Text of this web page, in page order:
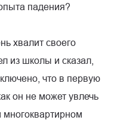
падения?
хвалит своего
из школы и сказал,
что в первую
он не может увлечь